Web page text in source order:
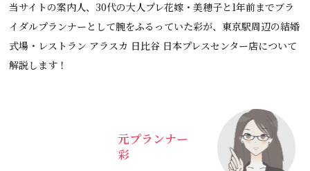
当サイトの案内人、30代の大人プレ花嫁・美穂子と1年前までブラ
イダルプランナーとして腕をふるっていた彩が、東京駅周辺の結婚
式場・レストラン アラスカ 日比谷 日本プレスセンター店について
解説します！
元プランナー
彩